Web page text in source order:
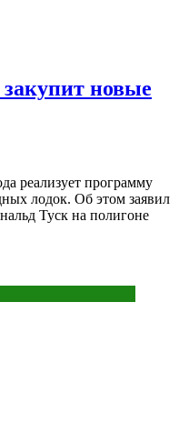
новые
реализует программу
лодок. Об этом заявил
Туск на полигоне